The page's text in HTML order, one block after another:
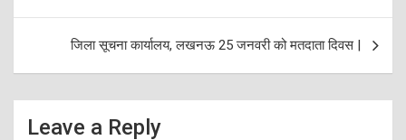
जिला सूचना कार्यालय, लखनऊ 25 जनवरी को मतदाता दिवस |
Leave a Reply